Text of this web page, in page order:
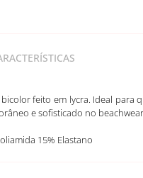
feito em lycra. Ideal para
e sofisticado no
15% Elastano